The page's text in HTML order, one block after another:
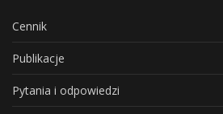
Cennik
Publikacje
Pytania i odpowiedzi